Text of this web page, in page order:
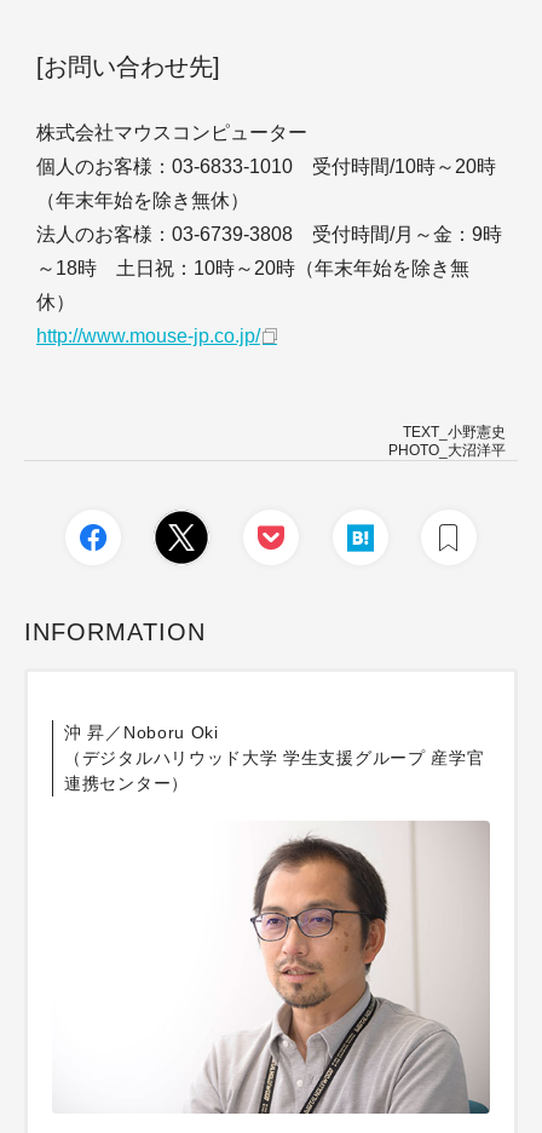
[お問い合わせ先]
株式会社マウスコンピューター
個人のお客様：03-6833-1010 受付時間/10時～20時
（年末年始を除き無休）
法人のお客様：03-6739-3808 受付時間/月～金：9時
～18時 土日祝：10時～20時（年末年始を除き無
休）
http://www.mouse-jp.co.jp/
TEXT_小野憲史
PHOTO_大沼洋平
INFORMATION
沖 昇／Noboru Oki
（デジタルハリウッド大学 学生支援グループ 産学官
連携センター）